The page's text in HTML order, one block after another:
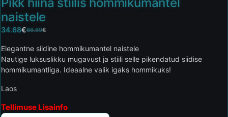
naistele
66.69€
34.68€
Elegantne siidine hommikumantel naistele
Nautige luksuslikku mugavust ja stiili selle pikendatud siidise
hommikumantliga. Ideaalne valik igaks hommikuks!
Laos
Tellimuse Lisainfo